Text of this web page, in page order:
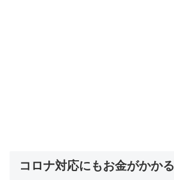
コロナ対応にもお金がかかる